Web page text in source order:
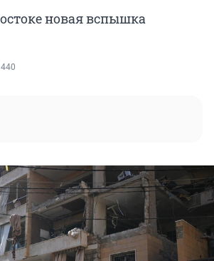
новая вспышка
440